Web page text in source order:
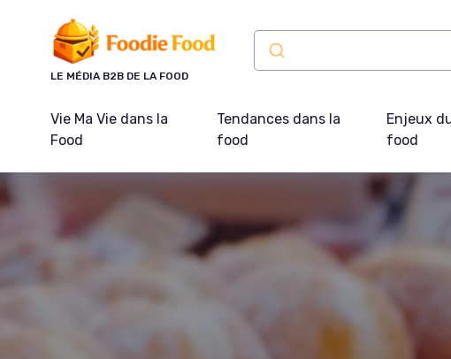
LE MÉDIA B2B DE LA FOOD
Vie Ma Vie dans la
Food
Tendances dans la
food
Enjeux
food